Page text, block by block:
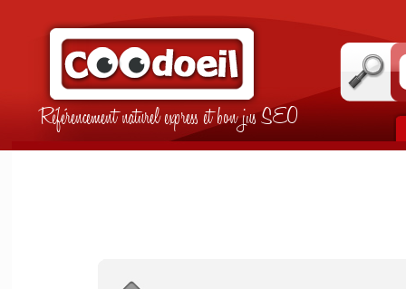
Référencement naturel express et bon jus SEO